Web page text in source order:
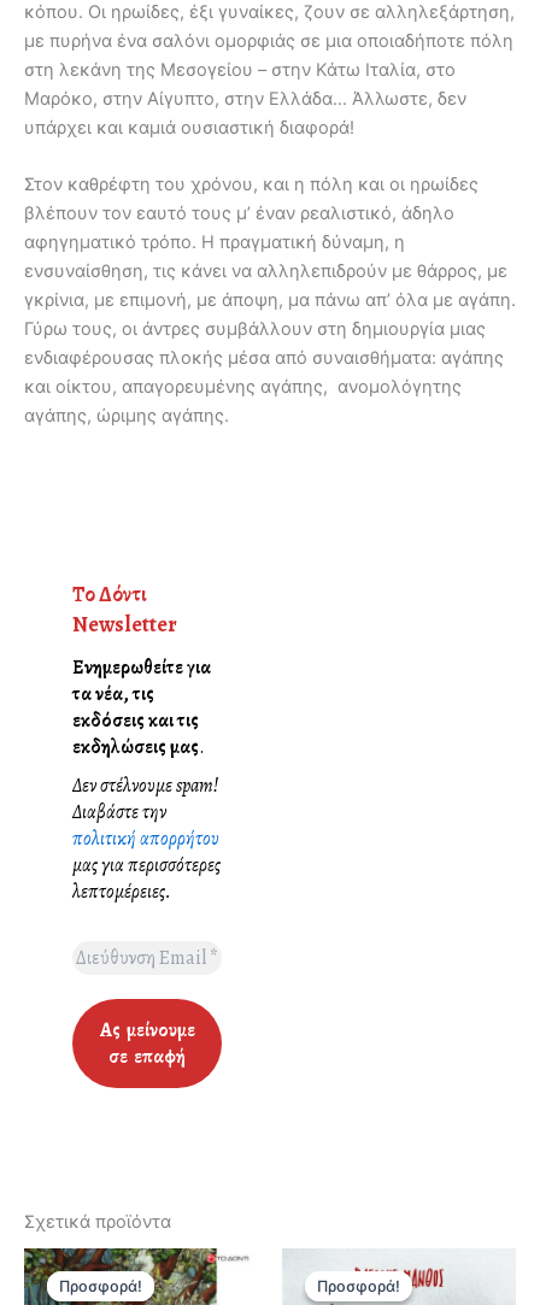
κόπου. Οι ηρωίδες, έξι γυναίκες, ζουν σε αλληλεξάρτηση,
με πυρήνα ένα σαλόνι ομορφιάς σε μια οποιαδήποτε πόλη
στη λεκάνη της Μεσογείου – στην Κάτω Ιταλία, στο
Μαρόκο, στην Αίγυπτο, στην Ελλάδα… Άλλωστε, δεν
υπάρχει και καμιά ουσιαστική διαφορά!
Στον καθρέφτη του χρόνου, και η πόλη και οι ηρωίδες
βλέπουν τον εαυτό τους μ’ έναν ρεαλιστικό, άδηλο
αφηγηματικό τρόπο. Η πραγματική δύναμη, η
ενσυναίσθηση, τις κάνει να αλληλεπιδρούν με θάρρος, με
γκρίνια, με επιμονή, με άποψη, μα πάνω απ’ όλα με αγάπη.
Γύρω τους, οι άντρες συμβάλλουν στη δημιουργία μιας
ενδιαφέρουσας πλοκής μέσα από συναισθήματα: αγάπης
και οίκτου, απαγορευμένης αγάπης, ανομολόγητης
αγάπης, ώριμης αγάπης.
Το Δόντι
Newsletter
Ενημερωθείτε για
τα νέα, τις
εκδόσεις και τις
εκδηλώσεις μας.
Δεν στέλνουμε spam!
Διαβάστε την
πολιτική απορρήτου
μας για περισσότερες
λεπτομέρειες.
Σχετικά προϊόντα
Προσφορά!
Προσφορά! Προσφορά!
Προσφορά!